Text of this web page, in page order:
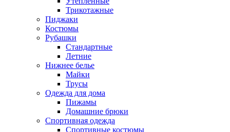
Трикотажные
Пиджаки
Костюмы
Рубашки
Стандартные
Летние
Нижнее белье
Майки
Трусы
Одежда для дома
Пижамы
Домашние брюки
Спортивная одежда
Спортивные костюмы